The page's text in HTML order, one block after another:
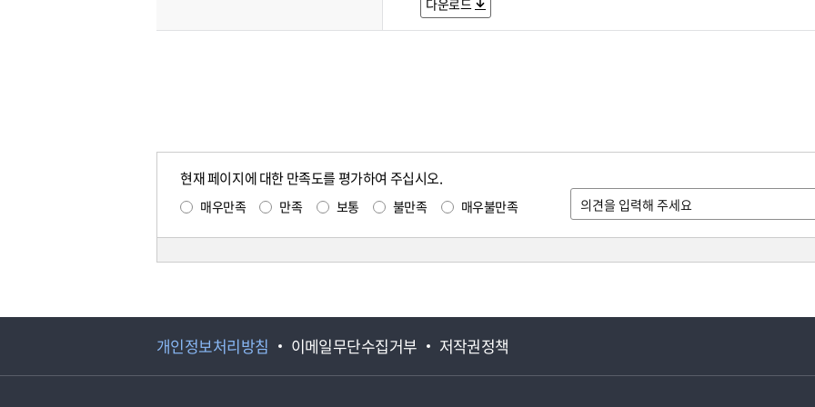
다운로드
현재 페이지에 대한 만족도를 평가하여 주십시오.
매우만족 만족 보통 불만족 매우불만족
개인정보처리방침 이메일무단수집거부 저작권정책